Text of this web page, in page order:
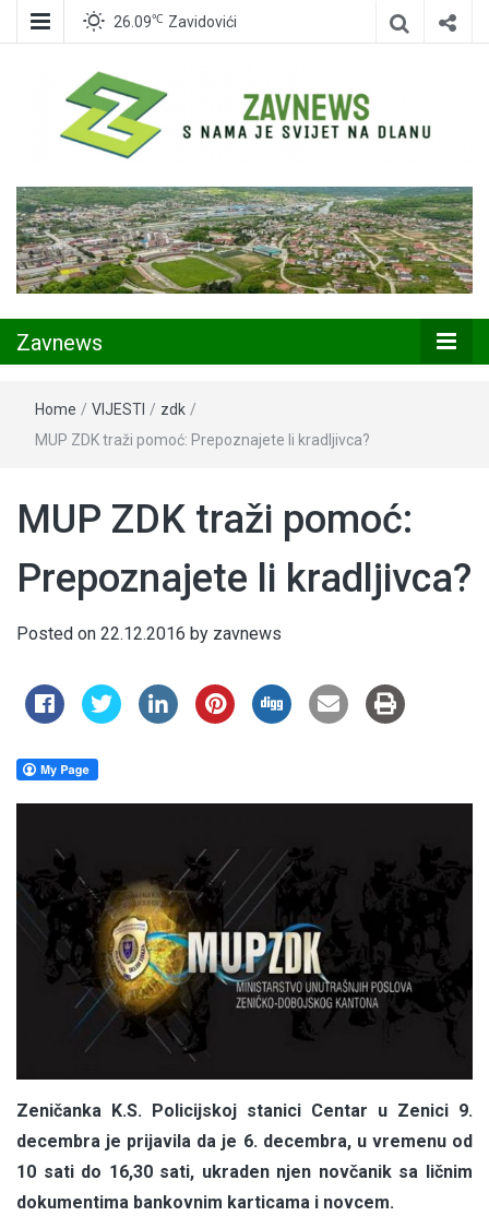
26.09℃ Zavidovići
Zavnews
Zavnews
Home / VIJESTI / zdk /
MUP ZDK traži pomoć: Prepoznajete li kradljivca?
MUP ZDK traži pomoć:
Prepoznajete li kradljivca?
Posted on 22.12.2016 by zavnews
Zeničanka K.S. Policijskoj stanici Centar u Zenici 9.
decembra je prijavila da je 6. decembra, u vremenu od
10 sati do 16,30 sati, ukraden njen novčanik sa ličnim
dokumentima bankovnim karticama i novcem.